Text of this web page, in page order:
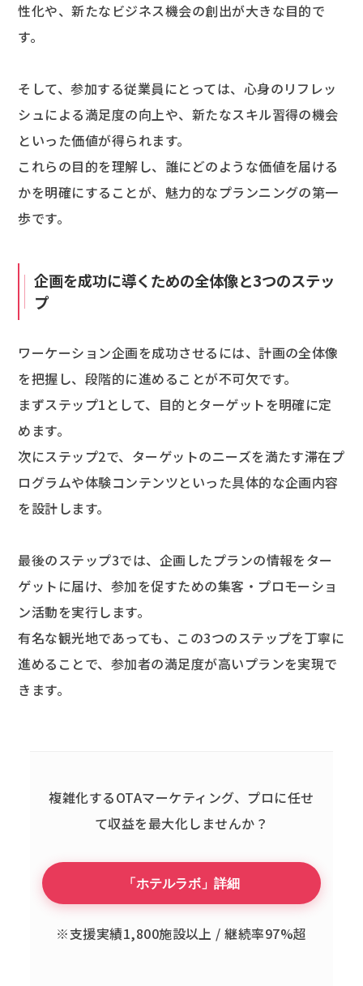
性化や、新たなビジネス機会の創出が大きな目的で
す。
そして、参加する従業員にとっては、心身のリフレッ
シュによる満足度の向上や、新たなスキル習得の機会
といった価値が得られます。
これらの目的を理解し、誰にどのような価値を届ける
かを明確にすることが、魅力的なプランニングの第一
歩です。
企画を成功に導くための全体像と3つのステッ
プ
ワーケーション企画を成功させるには、計画の全体像
を把握し、段階的に進めることが不可欠です。
まずステップ1として、目的とターゲットを明確に定
めます。
次にステップ2で、ターゲットのニーズを満たす滞在プ
ログラムや体験コンテンツといった具体的な企画内容
を設計します。
最後のステップ3では、企画したプランの情報をター
ゲットに届け、参加を促すための集客・プロモーショ
ン活動を実行します。
有名な観光地であっても、この3つのステップを丁寧に
進めることで、参加者の満足度が高いプランを実現で
きます。
複雑化するOTAマーケティング、 プロに任せ
て収益を最大化しませんか？
「ホテルラボ」詳細
※支援実績1,800施設以上 / 継続率97%超